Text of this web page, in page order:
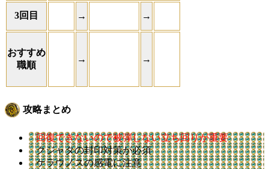
3回目 → →
おすすめ
職順
→ →
攻略まとめ
回復できないので被弾しない立ち回りが重要
クジャタの封印対策が必須
ケラウノスの感電に注意